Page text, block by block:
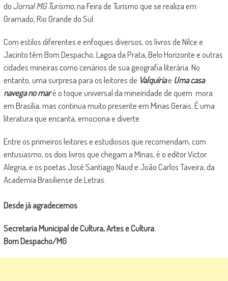
do Jornal MG Turismo, na Feira de Turismo que se realiza em
Gramado, Rio Grande do Sul.
Com estilos diferentes e enfoques diversos, os livros de Nilce e
Jacinto têm Bom Despacho, Lagoa da Prata, Belo Horizonte e outras
cidades mineiras como cenários de sua geografia literária. No
entanto, uma surpresa para os leitores de Valquíriae Uma casa
navega no maré o toque universal da mineiridade de quem mora
em Brasília, mas continua muito presente em Minas Gerais. É uma
literatura que encanta, emociona e diverte.
Entre os primeiros leitores e estudiosos que recomendam, com
entusiasmo, os dois livros que chegam a Minas, é o editor Victor
Alegria, e os poetas José Santiago Naud e João Carlos Taveira, da
Academia Brasiliense de Letras.
Desde já agradecemos
Secretaria Municipal de Cultura, Artes e Cultura.
Bom Despacho/MG